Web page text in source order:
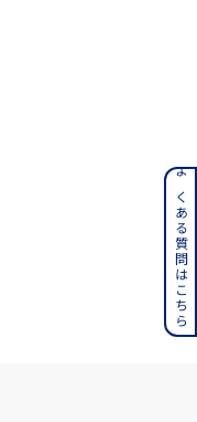
よくある質問はこちら